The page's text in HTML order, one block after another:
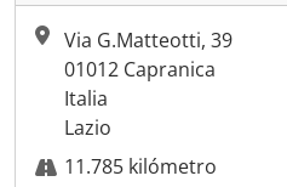
Via G.Matteotti, 39
01012 Capranica
Italia
Lazio
11.785 kilómetro